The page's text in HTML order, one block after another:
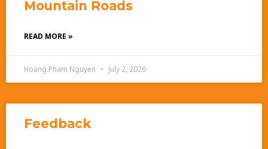
Mountain Roads
READ MORE »
Hoang Pham Nguyen July 2, 2026
Feedback